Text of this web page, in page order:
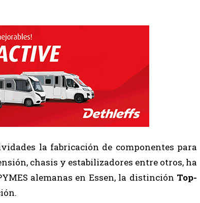
la fabricación de componentes para
chasis y estabilizadores entre otros, ha
alemanas en Essen, la distinción Top-